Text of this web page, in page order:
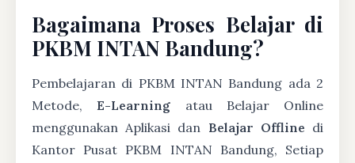
Bagaimana Proses Belajar di
PKBM INTAN Bandung?
Pembelajaran di PKBM INTAN Bandung ada 2
Metode,E-Learning atau Belajar Online
menggunakan Aplikasi dan Belajar Offline di
Kantor Pusat PKBM INTAN Bandung, Setiap